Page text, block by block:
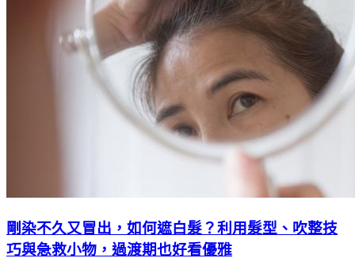
剛染不久又冒出，如何遮白髮？利用髮型、吹整技
巧與急救小物，過渡期也好看優雅